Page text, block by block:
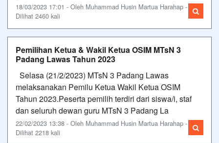
18/03/2023 17:01 - Oleh Muhammad Husin Martua Harahap -
Dilihat 2460 kali
Pemilihan Ketua & Wakil Ketua OSIM MTsN 3
Padang Lawas Tahun 2023
Selasa (21/2/2023) MTsN 3 Padang Lawas
melaksanakan Pemilu Ketua Wakil Ketua OSIM
Tahun 2023.Peserta pemilih terdiri dari siswa/i, staf
dan seluruh dewan guru MTsN 3 Padang La
22/02/2023 13:38 - Oleh Muhammad Husin Martua Harahap -
Dilihat 2218 kali